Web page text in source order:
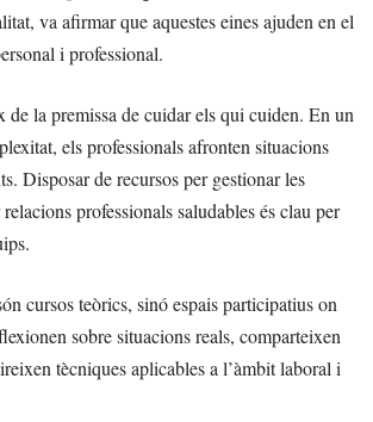
va afirmar que aquestes eines ajuden en el
i professional.
la premissa de cuidar els qui cuiden. En un
els professionals afronten situacions
Disposar de recursos per gestionar les
professionals saludables és clau per
cursos teòrics, sinó espais participatius on
sobre situacions reals, comparteixen
tècniques aplicables a l’àmbit laboral i